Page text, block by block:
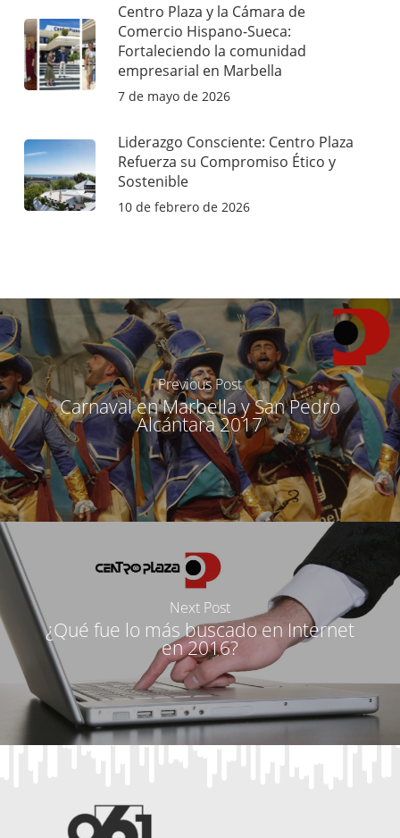
Centro Plaza y la Cámara de
Comercio Hispano-Sueca:
Fortaleciendo la comunidad
empresarial en Marbella
7 de mayo de 2026
Liderazgo Consciente: Centro Plaza
Refuerza su Compromiso Ético y
Sostenible
10 de febrero de 2026
Previous Post
Carnaval en Marbella y San Pedro
Alcántara 2017
Next Post
¿Qué fue lo más buscado en Internet
en 2016?